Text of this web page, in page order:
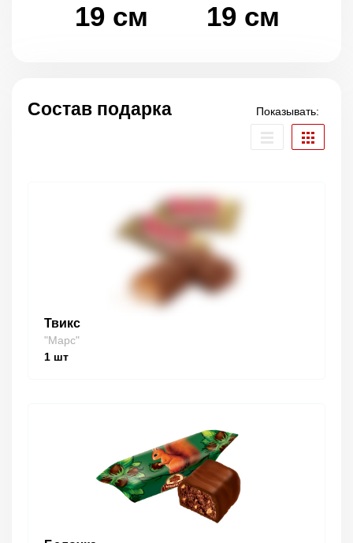
19 см 19 см
Состав подарка Показывать:
Твикс
"Марс"
1 шт